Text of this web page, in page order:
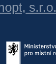
s.r.o.